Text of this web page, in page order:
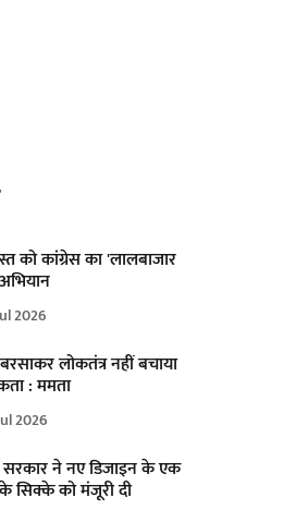
को कांग्रेस का 'लालबाजार
2026
लोकतंत्र नहीं बचाया
: ममता
2026
ने नए डिजाइन के एक
सिक्के को मंजूरी दी